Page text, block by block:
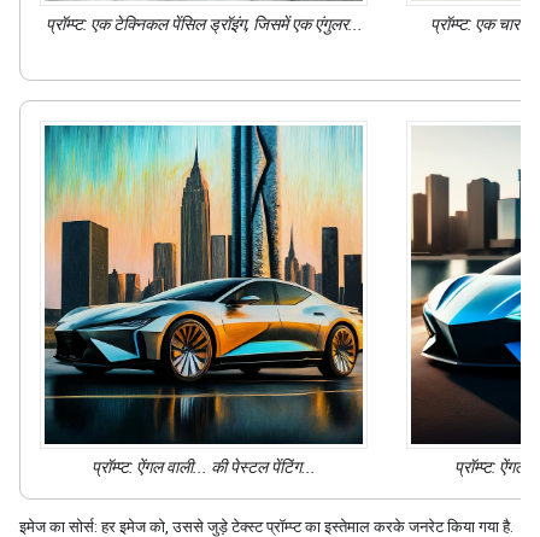
प्रॉम्प्ट: एकटेक्निकल पेंसिल ड्रॉइंग, जिसमें एक एंगुलर... प्रॉम्प्ट: एक
प्रॉम्प्ट: ऐंगल वाली... कीपेस्टल पेंटिंग... प्रॉम्प्ट: ऐंगल
इमेज का सोर्स: हर इमेज को, उससे जुड़े टेक्स्ट प्रॉम्प्ट का इस्तेमाल करके जनरेट किया गया है.